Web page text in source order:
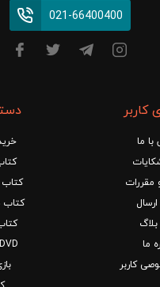
021-66400400
کاربر
ما
مقررات
بلاگ
ما
کاربر
کتاب
DVD های آموزشی